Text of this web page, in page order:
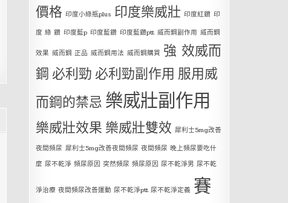
價格 印度小綠瓶plus 印度樂威壯 印度紅鑽 印
度 綠 鑽 印度藍p 印度藍鑽 印度藍鑽ptt 威而鋼副作用 威而鋼
效果 威而鋼 正品 威而鋼用法 威而鋼購買 強 效威而
鋼 必利勁 必利勁副作用 服用威
而鋼的禁忌 樂威壯副作用
樂威壯效果 樂威壯雙效 犀利士5mg改善
夜間頻尿 犀利士5mg改善夜間頻尿 夜間頻尿 晚上頻尿要吃什
麼 尿不乾淨 頻尿原因 突然頻尿 頻尿原因 尿不乾淨男 尿不乾
淨治療 夜間頻尿改善運動 尿不乾淨ptt 尿不乾淨定義 賽